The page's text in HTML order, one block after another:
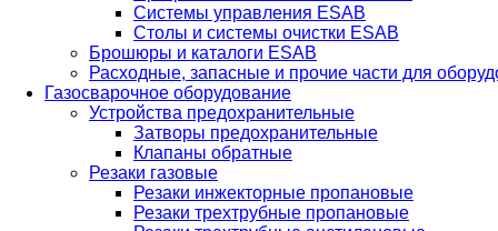
Системы управления ESAB
Столы и системы очистки ESAB
Брошюры и каталоги ESAB
Расходные, запасные и прочие части для
Газосварочное оборудование
Устройства предохранительные
Затворы предохранительные
Клапаны обратные
Резаки газовые
Резаки инжекторные пропановые
Резаки трехтрубные пропановые